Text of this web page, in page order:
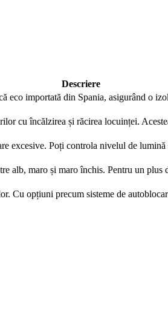
Descriere
importată din Spania, asigurând o
cu încălzirea și răcirea locuinței.
excesive. Poți controla nivelul de
alb, maro și maro închis. Pentru un
Cu opțiuni precum sisteme de